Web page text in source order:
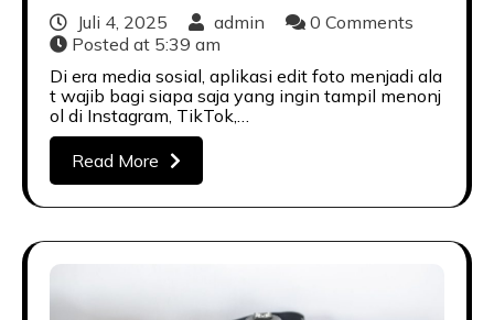
Juli 4, 2025 admin
0 Comments
Posted at 5:39 am
Di era media sosial, aplikasi edit foto menjadi ala
t wajib bagi siapa saja yang ingin tampil menonj
ol di Instagram, TikTok,…
Read More